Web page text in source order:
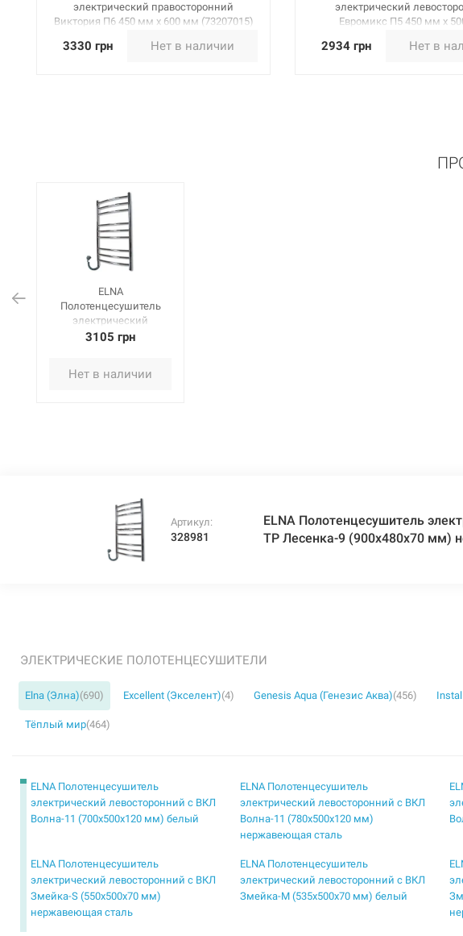
электрический правосторонний
Виктория П6 450 мм х 600 мм (73207015)
3330 грн Нет в наличии
электрический
Евромикс П5 450 мм х
2934 грн Нет в
ELNA
Полотенцесушитель
электрический
левосторонний с ТР
сталь
3105 грн
Нет в наличии
Артикул:
328981
ELNA Полотенцесушитель
ТР Лесенка-9 (900х480х70 мм)
ЭЛЕКТРИЧЕСКИЕ ПОЛОТЕНЦЕСУШИТЕЛИ
Elna (Элна)(690) Excellent (Экселент)(4) Genesis Aqua (Генезис Аква)(456)
Тёплый мир(464)
ELNA Полотенцесушитель
электрический левосторонний с ВКЛ
Волна-11 (700х500х120 мм) белый
ELNA Полотенцесушитель
электрический левосторонний с ВКЛ
Волна-11 (780х500х120 мм)
нержавеющая сталь
ELNA Полотенцесушитель
электрический левосторонний с ВКЛ
Змейка-S (550х500х70 мм)
нержавеющая сталь
ELNA Полотенцесушитель
электрический левосторонний с ВКЛ
Змейка-М (535х500х70 мм) белый